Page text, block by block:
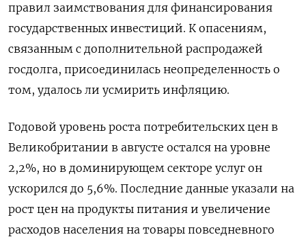
правил заимствования для финансирования
государственных инвестиций. К опасениям,
связанным с дополнительной распродажей
госдолга, присоединилась неопределенность о
том, удалось ли усмирить инфляцию.
Годовой уровень роста потребительских цен в
Великобритании в августе остался на уровне
2,2%, но в доминирующем секторе услуг он
ускорился до 5,6%. Последние данные указали на
рост цен на продукты питания и увеличение
расходов населения на товары повседневного